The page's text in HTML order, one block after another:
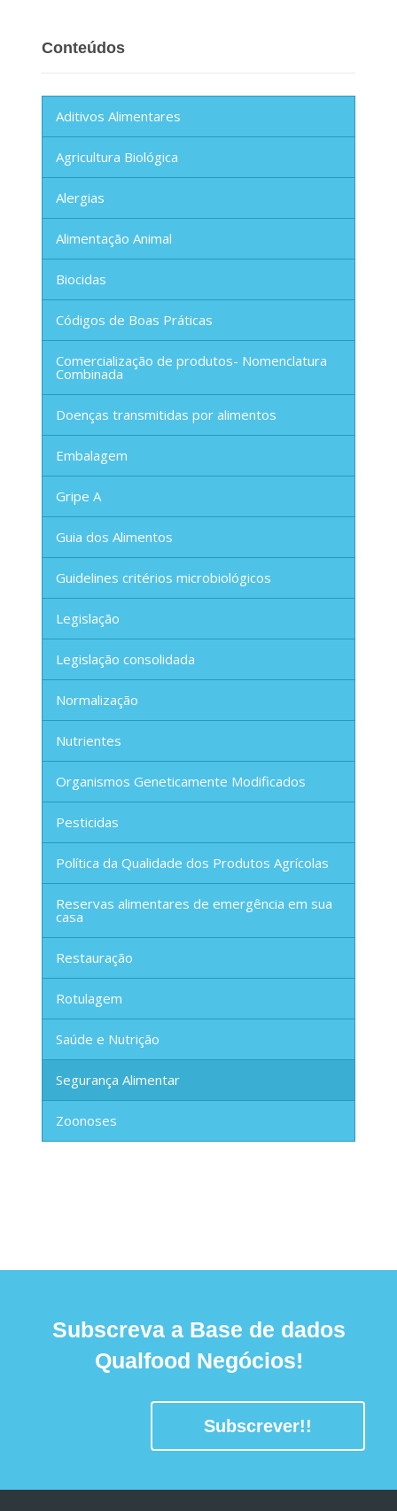
Conteúdos
Aditivos Alimentares
Agricultura Biológica
Alergias
Alimentação Animal
Biocidas
Códigos de Boas Práticas
Comercialização de produtos- Nomenclatura
Combinada
Doenças transmitidas por alimentos
Embalagem
Gripe A
Guia dos Alimentos
Guidelines critérios microbiológicos
Legislação
Legislação consolidada
Normalização
Nutrientes
Organismos Geneticamente Modificados
Pesticidas
Política da Qualidade dos Produtos Agrícolas
Reservas alimentares de emergência em sua
casa
Restauração
Rotulagem
Saúde e Nutrição
Segurança Alimentar
Zoonoses
Subscreva a Base de dados
Qualfood Negócios!
Subscrever!!